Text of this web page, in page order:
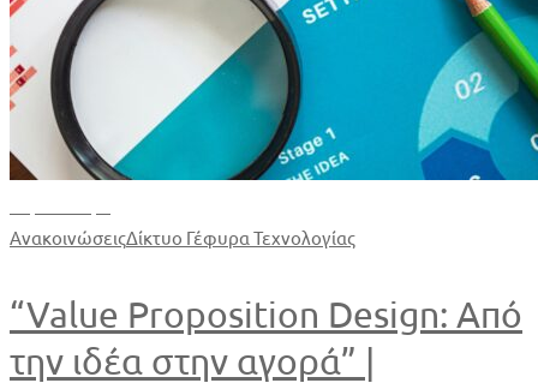
ΑνακοινώσειςΔίκτυο Γέφυρα Τεχνολογίας
“Value Proposition Design: Από
την ιδέα στην αγορά” |